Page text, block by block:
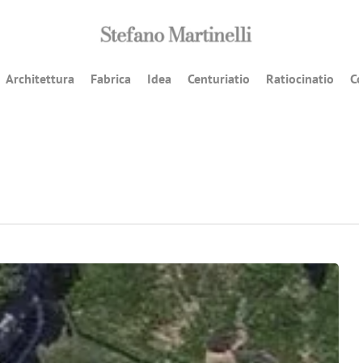
Architettura Fabrica Idea Centuriatio Ratiocinatio